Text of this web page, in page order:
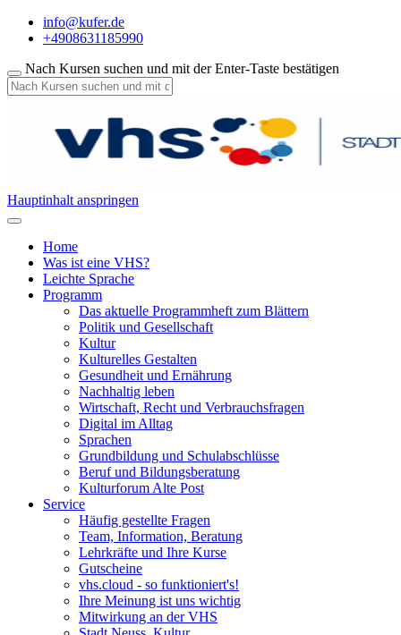
info@kufer.de
+4908631185990
Nach Kursen suchen und mit der Enter-Taste bestätigen
Hauptinhalt anspringen
Home
Was ist eine VHS?
Leichte Sprache
Programm
Das aktuelle Programmheft zum Blättern
Politik und Gesellschaft
Kultur
Kulturelles Gestalten
Gesundheit und Ernährung
Nachhaltig leben
Wirtschaft, Recht und Verbrauchsfragen
Digital im Alltag
Sprachen
Grundbildung und Schulabschlüsse
Beruf und Bildungsberatung
Kulturforum Alte Post
Service
Häufig gestellte Fragen
Team, Information, Beratung
Lehrkräfte und Ihre Kurse
Gutscheine
vhs.cloud - so funktioniert's!
Ihre Meinung ist uns wichtig
Mitwirkung an der VHS